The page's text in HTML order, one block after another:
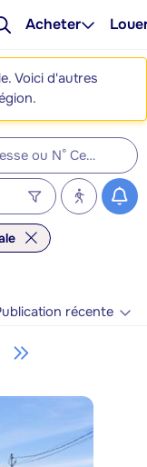
Acheter
Voici d'autres
récente